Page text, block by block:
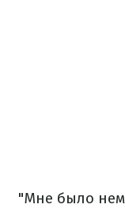
"Мне было